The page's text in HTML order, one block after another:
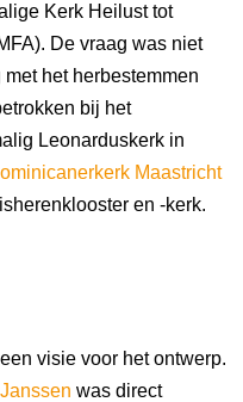
Kerk Heilust tot
De vraag was niet
het herbestemmen
bij het
Leonarduskerk in
Maastricht
en -kerk.
visie voor het ontwerp.
was direct